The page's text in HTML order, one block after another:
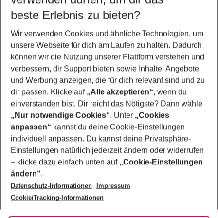
5-8 Nächte
2 Erwachsene Keine Kinder
Mehr Filter anzeigen
Footer
Footer navigation
Über uns
AGB
Bestpreisgarantie
Cookie-Einstellungen ändern
Cookie-Richtlinie
Agenturbetreuung
Barrierefreies Reisen
Folge uns
beste Erlebnis zu bieten?
Wir verwenden Cookies und ähnliche Technologien, um
unsere Webseite für dich am Laufen zu halten. Dadurch
können wir die Nutzung unserer Plattform verstehen und
verbessern, dir Support bieten sowie Inhalte, Angebote
und Werbung anzeigen, die für dich relevant sind und zu
dir passen. Klicke auf „Alle akzeptieren“, wenn du
einverstanden bist. Dir reicht das Nötigste? Dann wähle
„Nur notwendige Cookies“. Unter „Cookies
anpassen“ kannst du deine Cookie-Einstellungen
individuell anpassen. Du kannst deine Privatsphäre-
Einstellungen natürlich jederzeit ändern oder widerrufen
– klicke dazu einfach unten auf „Cookie-Einstellungen
ändern“.
Datenschutz-Informationen
Impressum
Cookie/Tracking-Informationen